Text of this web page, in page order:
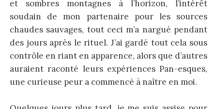
et sombres montagnes à l’horizon, l’intérêt
soudain de mon partenaire pour les sources
chaudes sauvages, tout ceci m’a nargué pendant
des jours après le rituel. J’ai gardé tout cela sous
contrôle en riant en apparence, alors que d’autres
auraient raconté leurs expériences Pan-esques,
une curieuse peur a commencé à naître en moi.